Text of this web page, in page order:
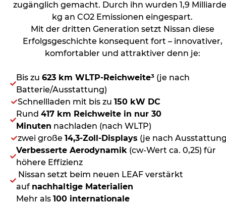
zugänglich gemacht. Durch ihn wurden 1,9
kg an CO2 Emissionen eingespart.
Mit der dritten Generation setzt Nissan diese
Erfolgsgeschichte konsequent fort – innovativer,
komfortabler und attraktiver denn je:
Bis zu623 km WLTP-Reichweite³ (je nach
Batterie/Ausstattung)
Schnellladen mit bis zu 150 kW DC
Rund 417 km Reichweite in nur 30
Minuten nachladen (nach WLTP)
zwei große 14,3-Zoll-Displays (je nach
Verbesserte Aerodynamik (cw-Wert ca. 0,25) für
höhere Effizienz
Nissan setzt beim neuen LEAF verstärkt
auf nachhaltige Materialien
Mehr als 100 internationale